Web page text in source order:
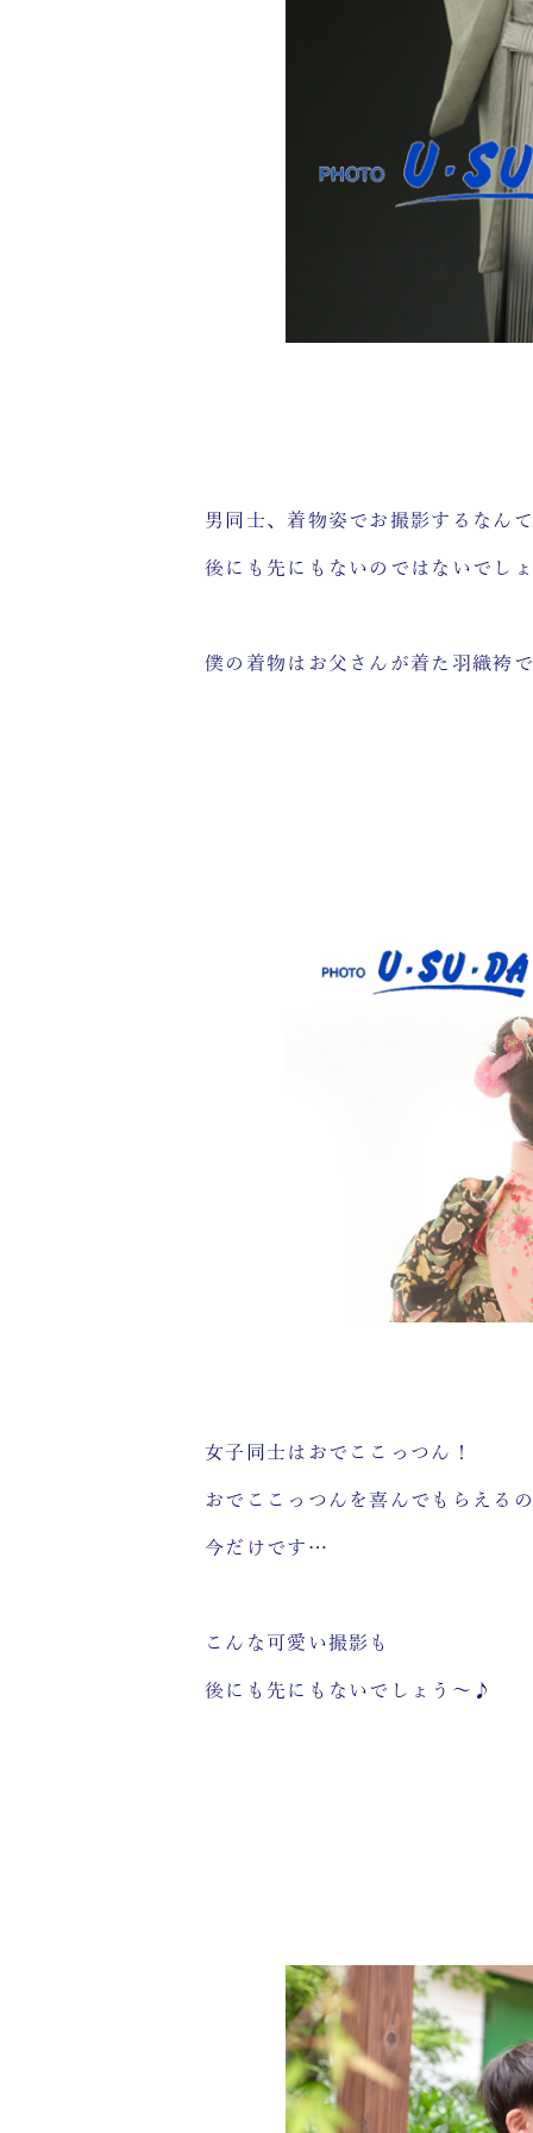
男同士、着物姿でお撮影するなんて
後にも先にもないのではないでし
僕の着物はお父さんが着た羽織袴
女子同士はおでここっつん！
おでここっつんを喜んでもらえる
今だけです…
こんな可愛い撮影も
後にも先にもないでしょう～♪